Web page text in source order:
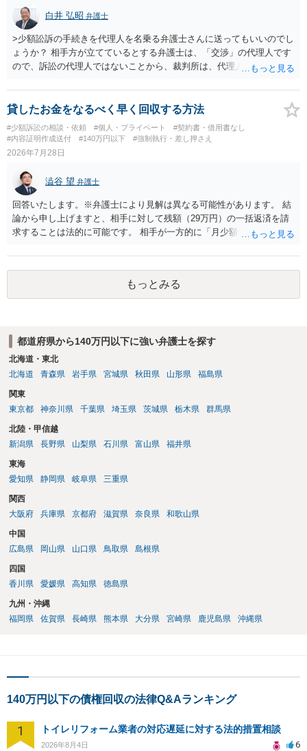
求めるものにすぎません。貴殿の仕入先との取引関係や返金時期など
の内部事情は、私に対する返還義務の発生や履行時期には何ら影響を
及ぼすものではありません。 これ以上、本件の解決を不必要に遅延さ
せることなく、誠意をもって速やかに返金手続を履行されるよう、強
く求めます。 以上
白井 弘昭 弁護士
>少額訟訴の手続きを代理人を名乗る弁護士さんに送ってもいいのでし
ょうか？ 相手方が立てているとする弁護士は、「交渉」の代理人です
ので、訴訟の代理人ではないことから、裁判所は、代理人宛ての訴状
ている場合は、相手方（被告）の住所で訴状を作成提出し、裁判所に
代理人が就いていたことを知らせると（訴状の記載内容から明らかな
場合も）、裁判所が当該代理人弁護士に事前連絡し、引き続き訴訟も
受任するかを聞いたうえで、受任の意志が明らかになったところで、
直接被告に送達するのではなく、代理人に訴状の受領を促すこともあ
かではありません。もちろん弁護士（２０万円の請求で代理人弁護士
に委任するかも疑わしいのですが）も住所は明らかにしないでしょ
う。 何か本人を示す事実（振込先などの情報）から、相手の住所等の
情報を割り出していくしかないように思えます。 以上、ご参考まで。
貸したお金をなるべく早く回収する方法
#少額訴訟の相談・依頼 #個人・プライベート
#契約書・借用書なし
#内容証明作成送付
#140万円以下 #強制執行・差し押さえ
2026年7月28日
澁谷 望 弁護士
回答いたします。※弁護士により見解は異なる可能性があります。 結
論から申し上げますと、相手に対して残額（29万円）の一括返済を請
求することは法的に可能です。 相手が一方的に「月少額ずつ返す」と
は成立していません。当初の返済期日も過ぎているため、一括返済を
求める権利があります。 具体的には、以下の手順で進めるのが効果的
です。 分割拒否と一括請求の通知：PayPayのメッセージ等で「分割
払いには同意していないため、残額の一括払いを求める」旨を明確に
まず本名や住所の特定を進めてください。 相手が購入した高額商品
（Switch2等）の事実も踏まえ、応じない場合は法的措置を辞さない姿
勢で交渉に臨むのが現実的かと思います。
もっとみる
都道府県から140万円以下に強い弁護士を探す
北海道・東北
北海道
青森県 岩手県 宮城県 秋田県 山形県 福島県
関東
東京都
神奈川県 千葉県 埼玉県 茨城県 栃木県 群馬県
北陸・甲信越
新潟県
長野県 山梨県 石川県 富山県 福井県
東海
愛知県
静岡県 岐阜県 三重県
関西
大阪府
兵庫県 京都府 滋賀県 奈良県 和歌山県
中国
広島県
岡山県 山口県 鳥取県 島根県
四国
香川県
愛媛県 高知県 徳島県
九州・沖縄
福岡県
佐賀県 長崎県 熊本県 大分県 宮崎県 鹿児島県 沖縄県
140万円以下の債権回収の法律Q&Aランキング
1 トイレリフォーム業者の対応遅延に対する法的措置相談
2026年8月4日 6